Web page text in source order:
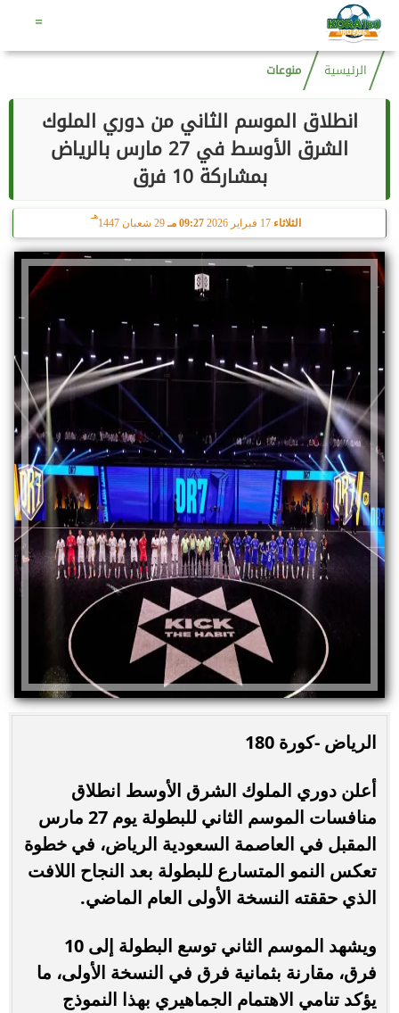
=
الرئيسية منوعات
انطلاق الموسم الثاني من دوري الملوك
الشرق الأوسط في 27 مارس بالرياض
بمشاركة 10 فرق
الثلاثاء 09:27 مـ 29 شعبان 1447
هـ
الرياض -كورة 180
أعلن دوري الملوك الشرق الأوسط انطلاق
منافسات الموسم الثاني للبطولة يوم 27 مارس
المقبل في العاصمة السعودية الرياض، في خطوة
تعكس النمو المتسارع للبطولة بعد النجاح اللافت
الذي حققته النسخة الأولى العام الماضي.
ويشهد الموسم الثاني توسع البطولة إلى 10
فرق، مقارنة بثمانية فرق في النسخة الأولى، ما
يؤكد تنامي الاهتمام الجماهيري بهذا النموذج